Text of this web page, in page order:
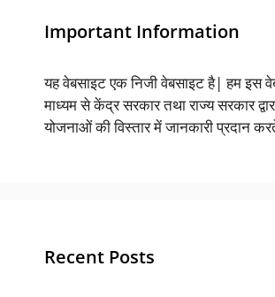
Important Information
यह वेबसाइट एक निजी वेबसाइट है| हम इस
माध्यम से केंद्र सरकार तथा राज्य सरकार
योजनाओं की विस्तार में जानकारी प्रदान
Recent Posts